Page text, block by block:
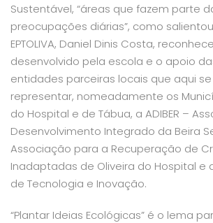
Sustentável, “áreas que fazem parte
preocupações diárias”, como
EPTOLIVA, Daniel Dinis Costa,
desenvolvido pela escola e o apoio
entidades parceiras locais que aqui
representar, nomeadamente os
do Hospital e de Tábua, a ADIBER –
Desenvolvimento Integrado da Beira
Associação para a Recuperação de
Inadaptadas de Oliveira do Hospital e
de Tecnologia e Inovação.
“Plantar Ideias Ecológicas” é o lema